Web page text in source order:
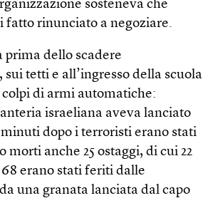
sosteneva che
fatto rinunciato a negoziare.
prima dello scadere
tetti e all’ingresso della scuola
di armi automatiche:
israeliana aveva lanciato
dopo i terroristi erano stati
morti anche 25 ostaggi, di cui 22
erano stati feriti dalle
una granata lanciata dal capo